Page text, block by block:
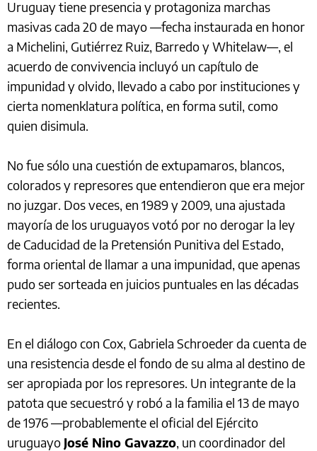
Uruguay tiene presencia y protagoniza marchas
masivas cada 20 de mayo —fecha instaurada en honor
a Michelini, Gutiérrez Ruiz, Barredo y Whitelaw—, el
acuerdo de convivencia incluyó un capítulo de
impunidad y olvido, llevado a cabo por instituciones y
cierta nomenklatura política, en forma sutil, como
quien disimula.
No fue sólo una cuestión de extupamaros, blancos,
colorados y represores que entendieron que era mejor
no juzgar. Dos veces, en 1989 y 2009, una ajustada
mayoría de los uruguayos votó por no derogar la ley
de Caducidad de la Pretensión Punitiva del Estado,
forma oriental de llamar a una impunidad, que apenas
pudo ser sorteada en juicios puntuales en las décadas
recientes.
En el diálogo con Cox, Gabriela Schroeder da cuenta de
una resistencia desde el fondo de su alma al destino de
ser apropiada por los represores. Un integrante de la
patota que secuestró y robó a la familia el 13 de mayo
de 1976 —probablemente el oficial del Ejército
uruguayo José Nino Gavazzo , un coordinador del